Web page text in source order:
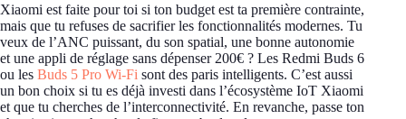
Xiaomi est faite pour toi si ton budget est ta première contrainte,
mais que tu refuses de sacrifier les fonctionnalités modernes. Tu
veux de l’ANC puissant, du son spatial, une bonne autonomie
et une appli de réglage sans dépenser 200€ ? Les Redmi Buds 6
ou les Buds 5 Pro Wi-Fi sont des paris intelligents. C’est aussi
un bon choix si tu es déjà investi dans l’écosystème IoT Xiaomi
et que tu cherches de l’interconnectivité. En revanche, passe ton